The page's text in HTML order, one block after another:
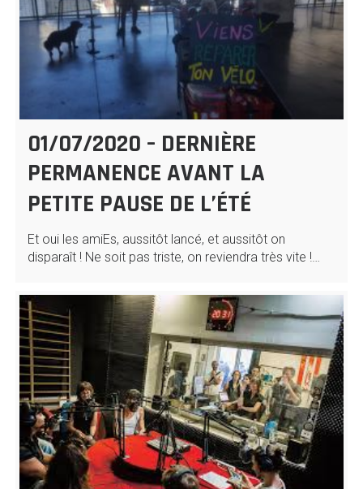
01/07/2020 – DERNIÈRE
PERMANENCE AVANT LA
PETITE PAUSE DE L’ÉTÉ
Et oui les amiEs, aussitôt lancé, et aussitôt on
disparaît ! Ne soit pas triste, on reviendra très vite !…